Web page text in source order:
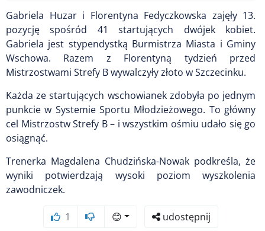
Gabriela Huzar i Florentyna Fedyczkowska zajęły 13.
pozycję spośród 41 startujących dwójek kobiet.
Gabriela jest stypendystką Burmistrza Miasta i Gminy
Wschowa. Razem z Florentyną tydzień przed
Mistrzostwami Strefy B wywalczyły złoto w Szczecinku.
Każda ze startujących wschowianek zdobyła po jednym
punkcie w Systemie Sportu Młodzieżowego. To główny
cel Mistrzostw Strefy B – i wszystkim ośmiu udało się go
osiągnąć.
Trenerka Magdalena Chudzińska-Nowak podkreśla, że
wyniki potwierdzają wysoki poziom wyszkolenia
zawodniczek.
1 😊 udostępnij